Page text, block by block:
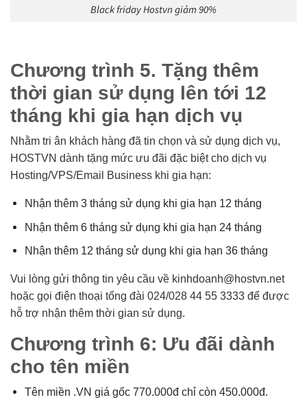
Black friday Hostvn giảm 90%
Chương trình 5. Tặng thêm
thời gian sử dụng lên tới 12
tháng khi gia hạn dịch vụ
Nhằm tri ân khách hàng đã tin chọn và sử dụng dịch vụ,
HOSTVN dành tặng mức ưu đãi đặc biệt cho dịch vụ
Hosting/VPS/Email Business khi gia hạn:
Nhận thêm 3 tháng sử dụng khi gia hạn 12 tháng
Nhận thêm 6 tháng sử dụng khi gia hạn 24 tháng
Nhận thêm 12 tháng sử dụng khi gia hạn 36 tháng
Vui lòng gửi thông tin yêu cầu về kinhdoanh@hostvn.net
hoặc gọi điện thoại tổng đài 024/028 44 55 3333 để được
hỗ trợ nhận thêm thời gian sử dụng.
Chương trình 6: Ưu đãi dành
cho tên miền
Tên miền .VN giá gốc 770.000đ chỉ còn 450.000đ.